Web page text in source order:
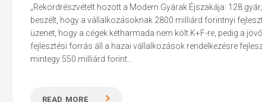
„Rekordrészvételt hozott a Modern Gyárak Éjszakája: 128
beszélt, hogy a vállalkozásoknak 2800 milliárd forintnyi
üzenet, hogy a cégek kétharmada nem költ K+F-re, pedig a
fejlesztési forrás áll a hazai vállalkozások rendelkezésre
mintegy 550 milliárd forint...
READ MORE